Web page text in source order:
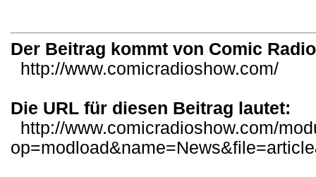
Der Beitrag kommt von Comic
http://www.comicradioshow.com/
Die URL für diesen Beitrag lautet:
http://www.comicradioshow.com/